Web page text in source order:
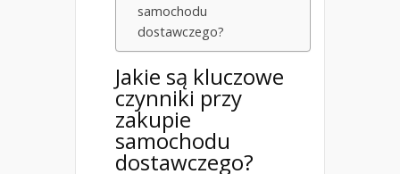
samochodu
dostawczego?
Jakie są kluczowe
czynniki przy
zakupie
samochodu
dostawczego?